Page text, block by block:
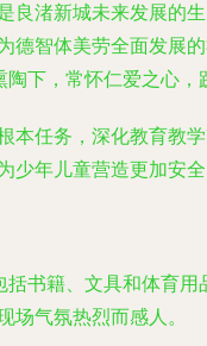
渚新城未来发展
智体美劳全面发展
下，常怀仁爱之心
任务，深化教育
年儿童营造更加安全
书籍、文具和体育
气氛热烈而感人。